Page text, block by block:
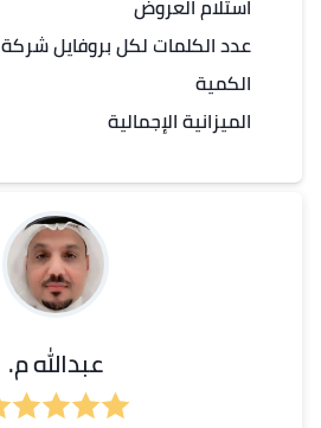
استلام العروض
عدد الكلمات لكلبروفايل شركة
الكمية
الميزانية الإجمالية
عبدالله م.